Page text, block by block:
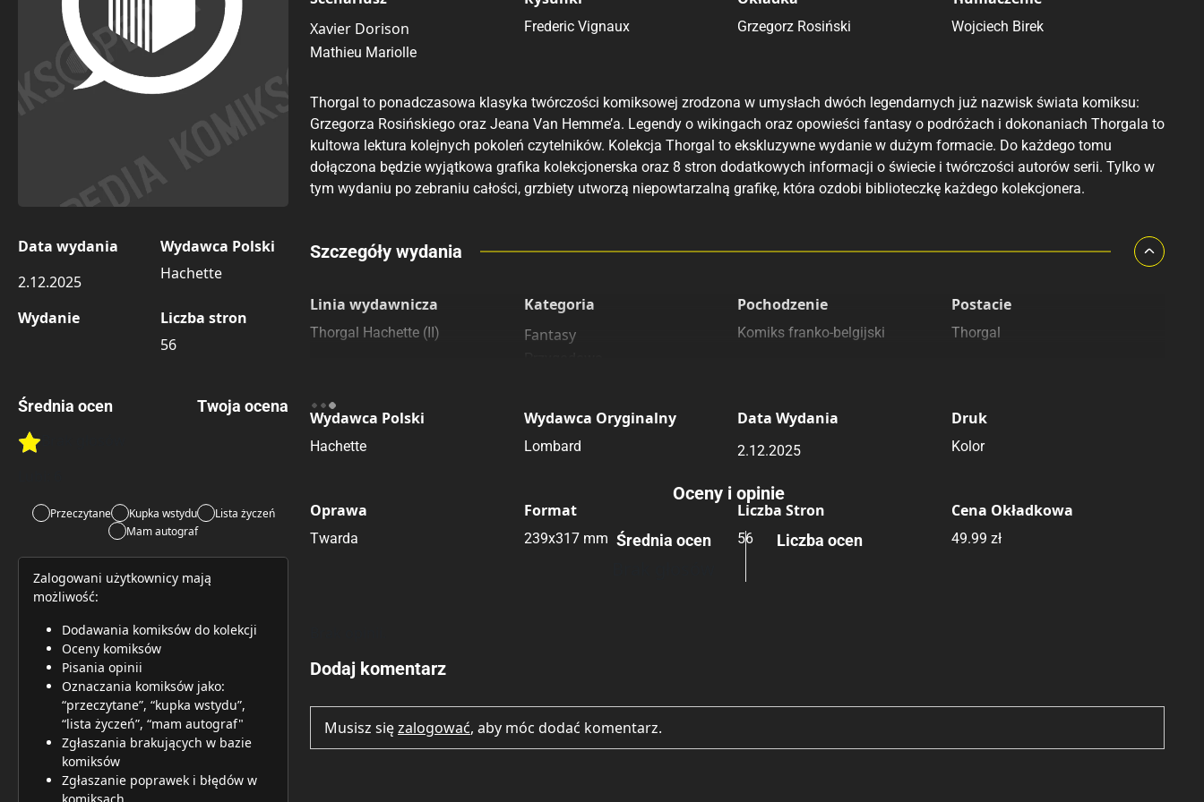
Data wydania
2.12.2025
Wydawca Polski
Hachette
Wydanie
Liczba stron
56
Średnia ocen
Rate this item:
Twoja ocena
Przeczytane Kupka wstydu
Lista życzeń
Mam autograf
Zalogowani użytkownicy mają
możliwość:
Dodawania komiksów do kolekcji
Oceny komiksów
Pisania opinii
Oznaczania komiksów jako:
“przeczytane”, “kupka wstydu”,
“lista życzeń”, “mam autograf"
Zgłaszania brakujących w bazie
komiksów
Zgłaszanie poprawek i błędów w
Xavier Dorison
Mathieu Mariolle
Frederic Vignaux Grzegorz Rosiński Wojciech Birek
Thorgal to ponadczasowa klasyka twórczości komiksowej zrodzona w umysłach dwóch legendarnych już nazwisk świata komiksu:
Grzegorza Rosińskiego oraz Jeana Van Hemme’a. Legendy o wikingach oraz opowieści fantasy o podróżach i dokonaniach Thorgala to
kultowa lektura kolejnych pokoleń czytelników. Kolekcja Thorgal to ekskluzywne wydanie w dużym formacie. Do każdego tomu
dołączona będzie wyjątkowa grafika kolekcjonerska oraz 8 stron dodatkowych informacji o świecie i twórczości autorów serii. Tylko w
tym wydaniu po zebraniu całości, grzbiety utworzą niepowtarzalną grafikę, która ozdobi biblioteczkę każdego kolekcjonera.
Porównaj ceny
Szczegóły wydania
Linia wydawnicza
Thorgal Hachette (II)
Kategoria
Fantasy
Pochodzenie
Komiks franko-belgijski
Postacie
Thorgal
Wydawca Polski
Hachette
Wydawca Oryginalny
Lombard
Data Wydania
2.12.2025
Druk
Kolor
Oprawa
Twarda
Format
239x317 mm
Liczba Stron
56
Cena Okładkowa
49.99 zł
Oceny i opinie
Średnia ocen Liczba ocen
Dodaj komentarz
Musisz sięzalogować, aby móc dodać komentarz.